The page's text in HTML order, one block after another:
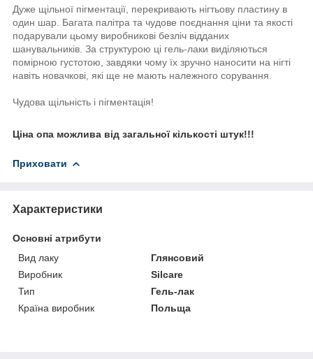
Дуже щільної пігментації, перекривають нігтьову пластину в
один шар. Багата палітра та чудове поєднання ціни та якості
подарували цьому виробникові безліч відданих
шанувальників. За структурою ці гель-лаки виділяються
помірною густотою, завдяки чому їх зручно наносити на нігті
навіть новачкові, які ще не мають належного сорування.
Чудова щільність і пігментація!
Ціна опа можлива від загальної кількості штук!!!
Приховати
Характеристики
Основні атрибути
Вид лаку
Глянсовий
Виробник
Silcare
Тип
Гель-лак
Країна виробник
Польща